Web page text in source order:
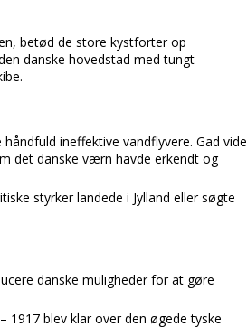
betød de store kystforter op
danske hovedstad med tungt
ineffektive vandflyvere. Gad vide
det danske værn havde erkendt og
styrker landede i Jylland eller søgte
danske muligheder for at gøre
blev klar over den øgede tyske